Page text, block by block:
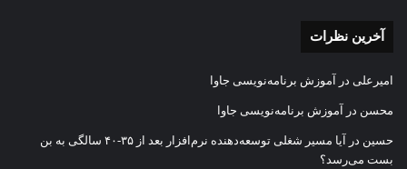
آخرین نظرات
امیرعلی در آموزش برنامه‌نویسی جاوا
محسن در آموزش برنامه‌نویسی جاوا
حسین در
آیا مسیر شغلی توسعه‌دهنده نرم‌افزار بعد از ۳۵-۴۰ سالگی به بن
بست می‌رسد؟